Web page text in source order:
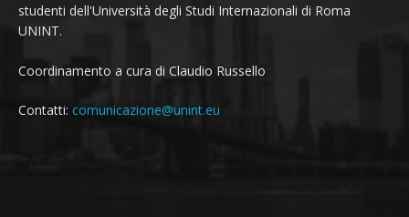
studenti dell'Università degli Studi Internazionali di Roma
UNINT.
Coordinamento a cura di Claudio Russello
Contatti: comunicazione@unint.eu